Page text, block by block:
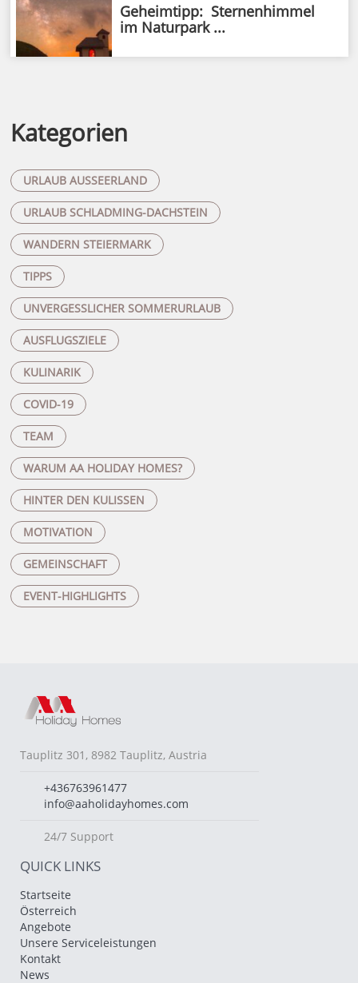
Geheimtipp: Sternenhimmel
im Naturpark ...
Kategorien
URLAUB AUSSEERLAND
URLAUB SCHLADMING-DACHSTEIN
WANDERN STEIERMARK
TIPPS
UNVERGESSLICHER SOMMERURLAUB
AUSFLUGSZIELE
KULINARIK
COVID-19
TEAM
WARUM AA HOLIDAY HOMES?
HINTER DEN KULISSEN
MOTIVATION
GEMEINSCHAFT
EVENT-HIGHLIGHTS
Tauplitz 301, 8982 Tauplitz, Austria
+436763961477
info@aaholidayhomes.com
24/7 Support
QUICK LINKS
Startseite
Österreich
Angebote
Unsere Serviceleistungen
Kontakt
News